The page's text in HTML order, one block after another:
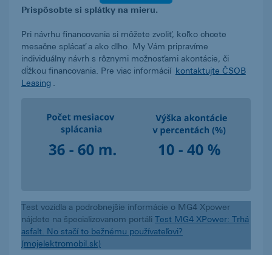
Prispôsobte si splátky na mieru.
Pri návrhu financovania si môžete zvoliť, koľko chcete
mesačne splácať a ako dlho. My Vám pripravíme
individuálny návrh s rôznymi možnosťami akontácie, či
dĺžkou financovania. Pre viac informácií kontaktujte ČSOB
Leasing
Test vozidla a podrobnejšie informácie o MG4 Xpower
nájdete na špecializovanom portáli Test MG4 XPower: Trhá
asfalt. No stačí to bežnému používateľovi?
(mojelektromobil.sk)